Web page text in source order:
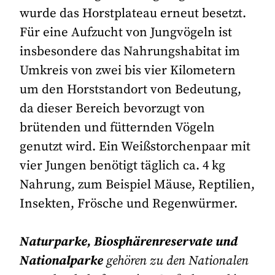
wurde das Horstplateau erneut besetzt.
Für eine Aufzucht von Jungvögeln ist
insbesondere das Nahrungshabitat im
Umkreis von zwei bis vier Kilometern
um den Horststandort von Bedeutung,
da dieser Bereich bevorzugt von
brütenden und fütternden Vögeln
genutzt wird. Ein Weißstorchenpaar mit
vier Jungen benötigt täglich ca. 4 kg
Nahrung, zum Beispiel Mäuse, Reptilien,
Insekten, Frösche und Regenwürmer.
Naturparke, Biosphärenreservate und
Nationalparkegehören zu den Nationalen